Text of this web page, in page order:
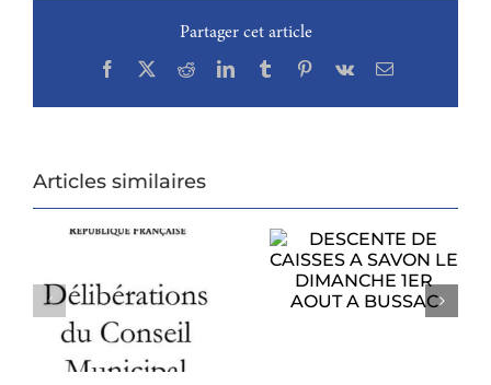
Partager cet article
Facebook
X RedditLinkedInTumblrPinterest
Vk Email
Articles similaires
DESCENTE DE
LE DIMANCHE
1ER AOUT A
BUSSAC
PROCHAIN
CONSEIL